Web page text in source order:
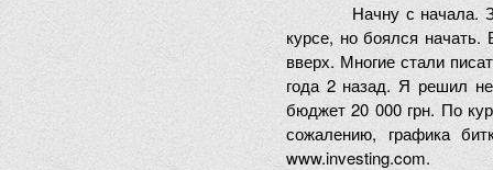
Начну с начала.
курсе, но боялся
вверх. Многие стали
года 2 назад. Я решил
бюджет 20 000 грн. По
сожалению, графика
www.investing.com.